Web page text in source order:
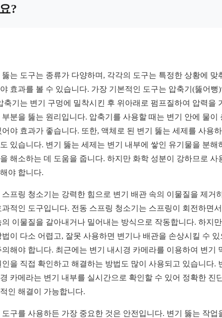
?
뚫는 도구는 종류가 다양하며, 각각의 도구는 특정한 상황에 맞
효과를 볼 수 있습니다. 가장 기본적인 도구는 압축기(뚫어뻥
축기는 변기 구멍에 밀착시킨 후 위아래로 펌프질하여 압력을
부분을 뚫는 원리입니다. 압축기를 사용할 때는 변기 안에 물이
어야 효과가 좋습니다. 또한, 액체로 된 변기 뚫는 세제를 사용
있습니다. 변기 뚫는 세제는 변기 내부에 쌓인 유기물을 분해
해소하는 데 도움을 줍니다. 하지만 화학 성분이 강하므로 사
야 합니다.
스프링 청소기는 강력한 힘으로 변기 배관 속의 이물질을 제거
과적인 도구입니다. 전동 스프링 청소기는 스프링이 회전하면
의 이물질을 갈아내거나 밀어내는 방식으로 작동합니다. 하지
법이 다소 어렵고, 잘못 사용하면 변기나 배관을 손상시킬 수 있
의해야 합니다. 최근에는 변기 내시경 카메라를 이용하여 변기
인을 직접 확인하고 해결하는 방법도 많이 사용되고 있습니다.
카메라는 변기 내부를 실시간으로 확인할 수 있어 정확한 진
인 해결이 가능합니다.
도구를 사용하든 가장 중요한 것은 안전입니다. 변기 뚫는 작업